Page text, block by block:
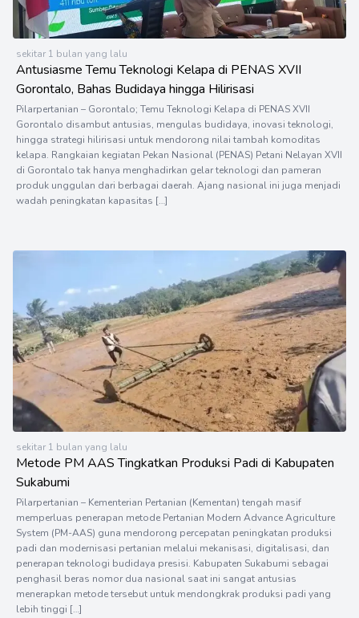
sekitar 1 bulan yang lalu
Antusiasme Temu Teknologi Kelapa di PENAS XVII
Gorontalo, Bahas Budidaya hingga Hilirisasi
Pilarpertanian – Gorontalo; Temu Teknologi Kelapa di PENAS XVII
Gorontalo disambut antusias, mengulas budidaya, inovasi teknologi,
hingga strategi hilirisasi untuk mendorong nilai tambah komoditas
kelapa. Rangkaian kegiatan Pekan Nasional (PENAS) Petani Nelayan XVII
di Gorontalo tak hanya menghadirkan gelar teknologi dan pameran
produk unggulan dari berbagai daerah. Ajang nasional ini juga menjadi
wadah peningkatan kapasitas […]
sekitar 1 bulan yang lalu
Metode PM AAS Tingkatkan Produksi Padi di Kabupaten
Sukabumi
Pilarpertanian – Kementerian Pertanian (Kementan) tengah masif
memperluas penerapan metode Pertanian Modern Advance Agriculture
System (PM-AAS) guna mendorong percepatan peningkatan produksi
padi dan modernisasi pertanian melalui mekanisasi, digitalisasi, dan
penerapan teknologi budidaya presisi. Kabupaten Sukabumi sebagai
penghasil beras nomor dua nasional saat ini sangat antusias
menerapkan metode tersebut untuk mendongkrak produksi padi yang
lebih tinggi […]